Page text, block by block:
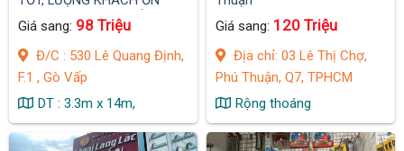
ĐỊNH, KHU TRUNG TÂM
KINH DOANH SẦM UẤT
QUẬN
Giá sang: 98 Triệu
Đ/C : 530 Lê Quang Định,
F.1 , Gò Vấp
DT : 3.3m x 14m,
Giá sang: 120 Triệu
Địa chỉ: 03 Lê Thị Chợ,
Phú Thuận, Q7, TPHCM
Rộng thoáng